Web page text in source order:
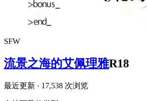
SFW
流景之海的艾佩理雅R18
最近更新 · 17,538 次浏览